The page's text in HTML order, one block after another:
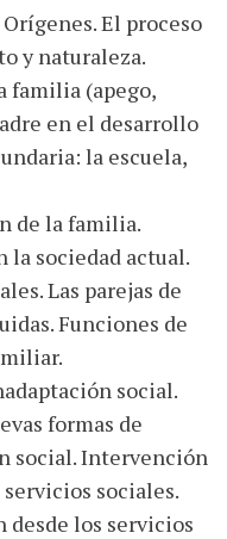
El proceso
y naturaleza.
familia (apego,
en el desarrollo
la escuela,
de la familia.
sociedad actual.
Las parejas de
Funciones de
social.
formas de
social. Intervención
sociales.
desde los servicios